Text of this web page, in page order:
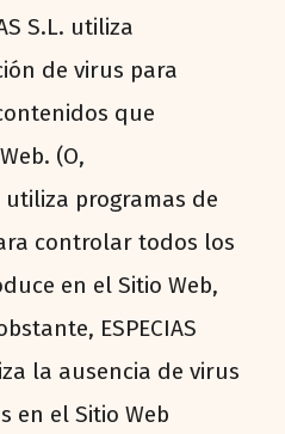
S.L. utiliza
de virus para
que
(O,
programas de
controlar todos los
en el Sitio Web,
ESPECIAS
la ausencia de virus
en el Sitio Web